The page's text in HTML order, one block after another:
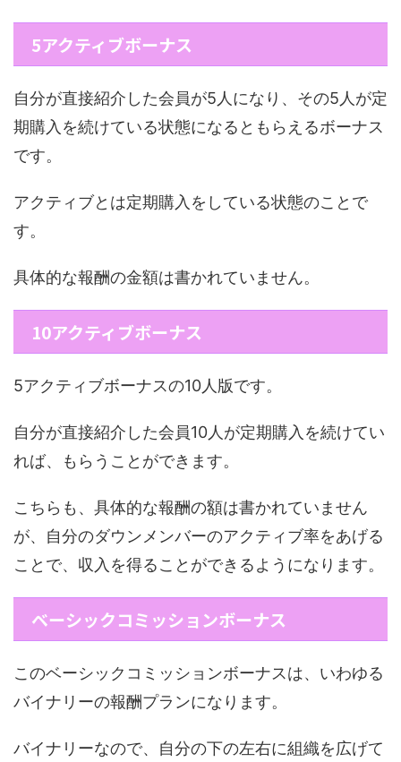
5アクティブボーナス
自分が直接紹介した会員が5人になり、その5人が定
期購入を続けている状態になるともらえるボーナス
です。
アクティブとは定期購入をしている状態のことで
す。
具体的な報酬の金額は書かれていません。
10アクティブボーナス
5アクティブボーナスの10人版です。
自分が直接紹介した会員10人が定期購入を続けてい
れば、もらうことができます。
こちらも、具体的な報酬の額は書かれていません
が、自分のダウンメンバーのアクティブ率をあげる
ことで、収入を得ることができるようになります。
ベーシックコミッションボーナス
このベーシックコミッションボーナスは、いわゆる
バイナリーの報酬プランになります。
バイナリーなので、自分の下の左右に組織を広げて